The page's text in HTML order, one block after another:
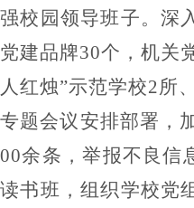
强校园领导班子。深
党建品牌30个，机关
人红烛”示范学校2所
专题会议安排部署，
00余条，举报不良信
读书班，组织学校党